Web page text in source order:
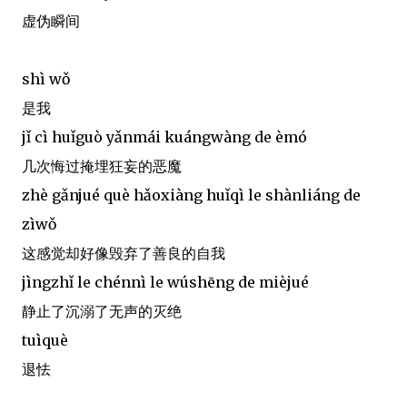
虚伪瞬间
shì wǒ
是我
jǐ cì huǐguò yǎnmái kuángwàng de èmó
几次悔过掩埋狂妄的恶魔
zhè gǎnjué què hǎoxiàng huǐqì le shànliáng de
zìwǒ
这感觉却好像毁弃了善良的自我
jìngzhǐ le chénnì le wúshēng de mièjué
静止了沉溺了无声的灭绝
tuìquè
退怯